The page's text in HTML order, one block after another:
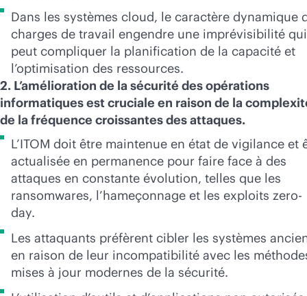
Dans les systèmes cloud, le caractère dynamique
charges de travail engendre une imprévisibilité qui
peut compliquer la planification de la capacité et
l’optimisation des ressources.
2. L’amélioration de la sécurité des opérations
informatiques est cruciale en raison de la
de la fréquence croissantes des attaques.
L’ITOM doit être maintenue en état de vigilance et
actualisée en permanence pour faire face à des
attaques en constante évolution, telles que les
ransomwares, l’hameçonnage et les exploits zero-
day.
Les attaquants préfèrent cibler les systèmes
en raison de leur incompatibilité avec les
mises à jour modernes de la sécurité.